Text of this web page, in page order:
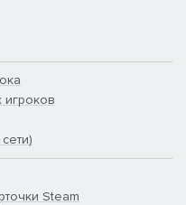
игроков
Steam